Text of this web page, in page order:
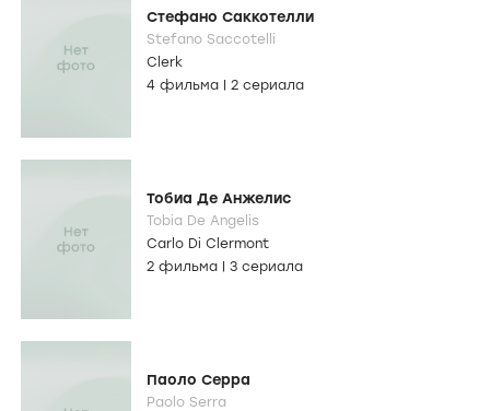
Стефано Саккотелли
Stefano Saccotelli
Clerk
4 фильма
2 сериала
Тобиа Де Анжелис
Tobia De Angelis
Carlo Di Clermont
2 фильма
3 сериала
Паоло Серра
Paolo Serra